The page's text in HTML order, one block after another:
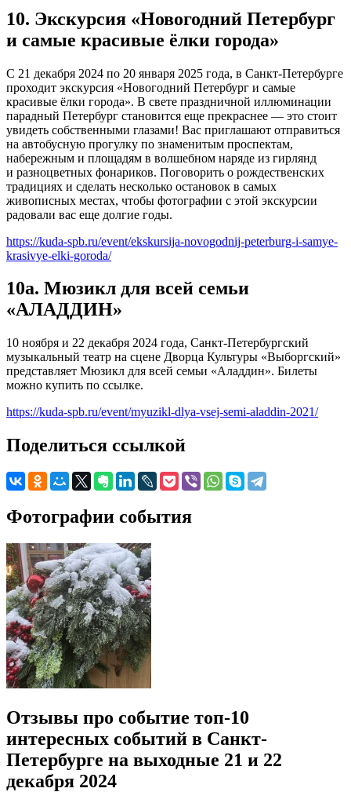
10. Экскурсия «Новогодний Петербург
и самые красивые ёлки города»
С 21 декабря 2024 по 20 января 2025 года, в Санкт-Петербурге
проходит экскурсия «Новогодний Петербург и самые
красивые ёлки города». В свете праздничной иллюминации
парадный Петербург становится еще прекраснее — это стоит
увидеть собственными глазами! Вас приглашают отправиться
на автобусную прогулку по знаменитым проспектам,
набережным и площадям в волшебном наряде из гирлянд
и разноцветных фонариков. Поговорить о рождественских
традициях и сделать несколько остановок в самых
живописных местах, чтобы фотографии с этой экскурсии
радовали вас еще долгие годы.
https://kuda-spb.ru/event/ekskursija-novogodnij-peterburg-i-samye-
krasivye-elki-goroda/
10а. Мюзикл для всей семьи
«АЛАДДИН»
10 ноября и 22 декабря 2024 года, Санкт-Петербургский
музыкальный театр на сцене Дворца Культуры «Выборгский»
представляет Мюзикл для всей семьи «Аладдин». Билеты
можно купить по ссылке.
https://kuda-spb.ru/event/myuzikl-dlya-vsej-semi-aladdin-2021/
Поделиться ссылкой
Фотографии события
Отзывы про событие топ-10
интересных событий в Санкт-
Петербурге на выходные 21 и 22
декабря 2024